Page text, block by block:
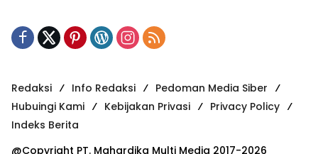
Redaksi Info Redaksi
Pedoman Media Siber
Hubuingi Kami
Kebijakan Privasi
Privacy Policy
Indeks Berita
@Copyright PT. Mahardika Multi Media 2017-2026